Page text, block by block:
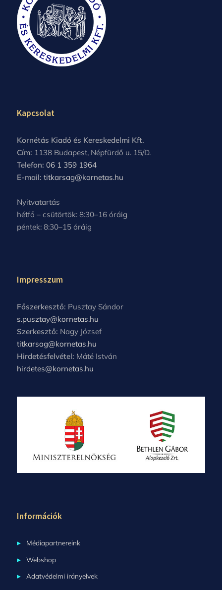
Kapcsolat
Kornétás Kiadó és Kereskedelmi Kft.
Cím: 1138 Budapest, Népfürdő u. 15/D.
Telefon: 06 1 359 1964
E-mail: titkarsag@kornetas.hu
Nyitvatartás
hétfő – csütörtök: 8:30–16 óráig
péntek: 8:30–15 óráig
Impresszum
Főszerkesztő: Pusztay Sándor
s.pusztay@kornetas.hu
Szerkesztő: Nagy József
titkarsag@kornetas.hu
Hirdetésfelvétel: Máté István
hirdetes@kornetas.hu
Információk
Médiapartnereink
Webshop
Adatvédelmi irányelvek